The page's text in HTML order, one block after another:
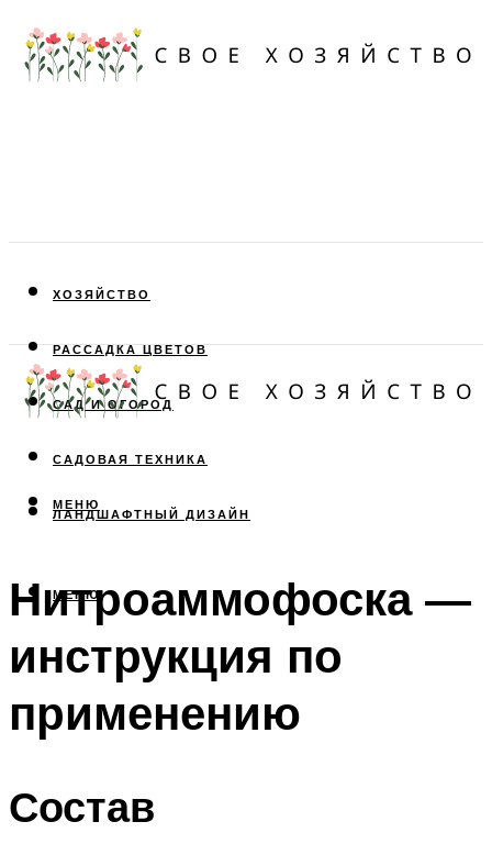
ХОЗЯЙСТВО
РАССАДКА ЦВЕТОВ
САД И ОГОРОД
САДОВАЯ ТЕХНИКА
ЛАНДШАФТНЫЙ ДИЗАЙН
МЕНЮ
МЕНЮ
Нитроаммофоска —
инструкция по
применению
Состав